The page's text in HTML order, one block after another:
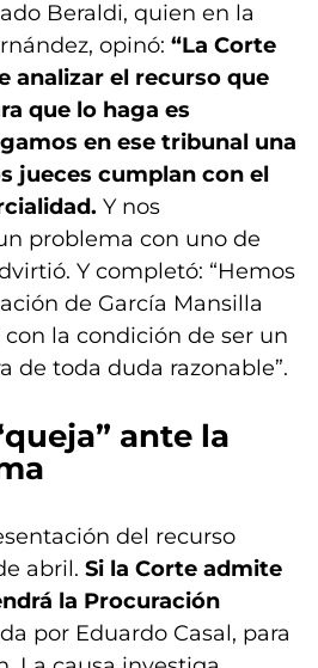
Beraldi, quien en la
opinó: “La Corte
analizar el recurso que
que lo haga es
en ese tribunal una
jueces cumplan con el
Y nos
problema con uno de
Y completó: “Hemos
de García Mansilla
la condición de ser un
de toda duda razonable”.
ante la
del recurso
abril. Si la Corte admite
la Procuración
por Eduardo Casal, para